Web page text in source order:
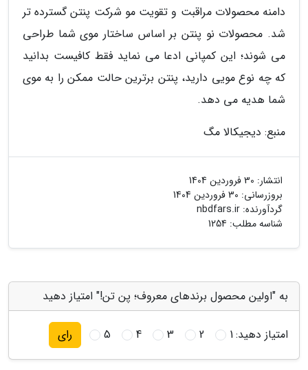
دامنه محصولات مراقبت و تقویت مو شرکت پنتن گسترده تر
شد. محصولات نو پنتن بر اساس ساختار موی شما طراحی
می شوند؛ این کمپانی ادعا می نماید فقط کافیست بدانید
که چه نوع مویی دارید، پنتن برترین حالت ممکن را به موی
شما هدیه می دهد.
منبع: دیجیکالا مگ
انتشار: 30 فروردین 1404
بروزرسانی: 30 فروردین 1404
گردآورنده: nbdfars.ir
شناسه مطلب: 1254
به "اولین محصول برندهای معروف؛ پن تن!" امتیاز دهید
امتیاز دهید:1
2
3
4
5 رای